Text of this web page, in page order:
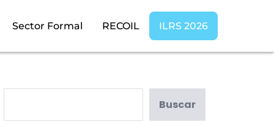
Sector Formal RECOIL ILRS 2026
Buscar